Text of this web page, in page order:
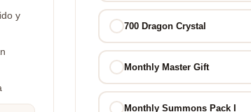
y
700 Dragon Crystal
Monthly Master Gift
Monthly Summons Pack I